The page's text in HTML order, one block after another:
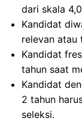
dari skala
Kandidat
relevan atau
Kandidat
tahun saat
Kandidat
2 tahun
seleksi.